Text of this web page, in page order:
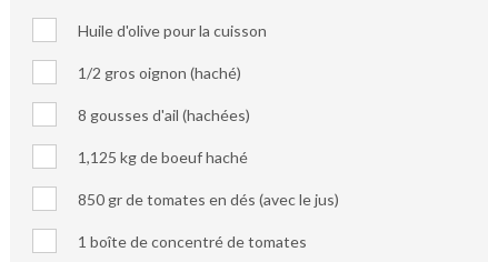
Huile d'olive pour la cuisson
1/2 gros oignon (haché)
8 gousses d'ail (hachées)
1,125 kg de boeuf haché
850 gr de tomates en dés (avec le jus)
1 boîte de concentré de tomates